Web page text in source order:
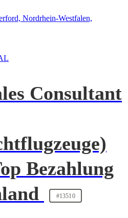
Nordrhein-Westfalen,
Consultant
Bezahlung
#13510